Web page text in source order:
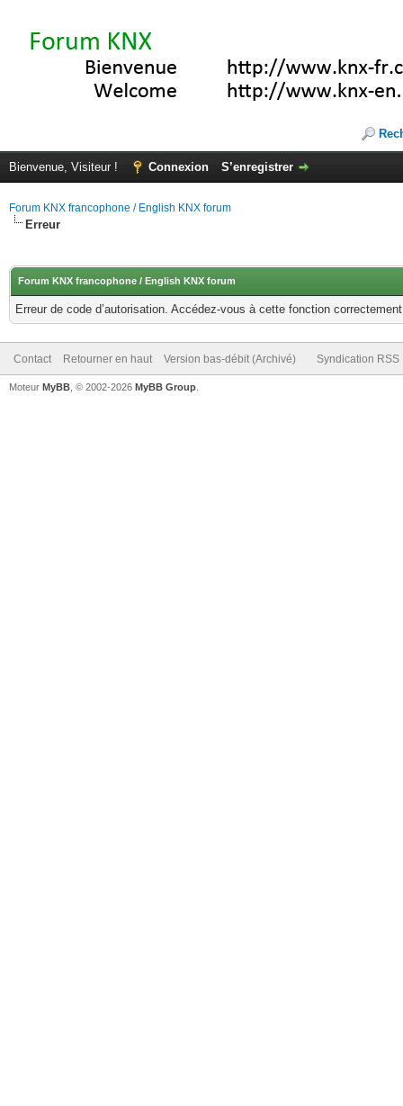
Bienvenue, Visiteur ! Connexion S’enregistrer
Forum KNX francophone / English KNX forum
Erreur
Forum KNX francophone / English KNX forum
Erreur de code d’autorisation. Accédez-vous à cette fonction
Contact Retourner en haut Version bas-débit (Archivé) Syndication RSS
Moteur MyBB , © 2002-2026 MyBB Group